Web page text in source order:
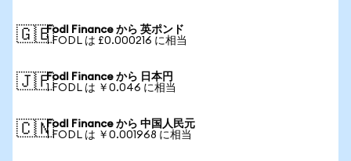
🇬🇧Fodl Finance から 英ポンド
1 FODL は £0.000216 に相当
🇯🇵Fodl Finance から 日本円
1 FODL は ￥0.046 に相当
🇨🇳Fodl Finance から 中国人民元
1 FODL は ￥0.001968 に相当